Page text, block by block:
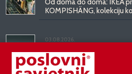
Od doma do doma: IKEA
KOMPISHÄNG, kolekciju
03.08.2026.
Kineski BYD predstavio
Mercedesove S-klase,
kilometara